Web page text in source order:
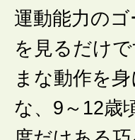
運動能力の
を見るだけ
まな動作を
な、9～12歳